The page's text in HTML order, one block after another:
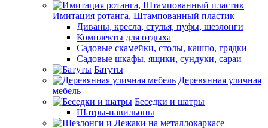
Имитация ротанга, Штампованный пластик
Диваны, кресла, стулья, пуфы, шезлонги
Комплекты для отдыха
Садовые скамейки, столы, кашпо, грядки
Садовые шкафы, ящики, сундуки, сараи
Батуты
Деревянная уличная
мебель
Беседки и шатры
Шатры-павильоны